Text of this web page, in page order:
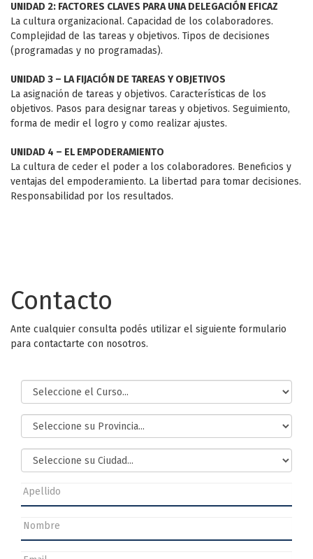
UNIDAD 2: FACTORES CLAVES PARA UNA DELEGACIÓN EFICAZ
La cultura organizacional. Capacidad de los colaboradores.
Complejidad de las tareas y objetivos. Tipos de decisiones
(programadas y no programadas).
UNIDAD 3 – LA FIJACIÓN DE TAREAS Y OBJETIVOS
La asignación de tareas y objetivos. Características de los
objetivos. Pasos para designar tareas y objetivos. Seguimiento,
forma de medir el logro y como realizar ajustes.
UNIDAD 4 – EL EMPODERAMIENTO
La cultura de ceder el poder a los colaboradores. Beneficios y
ventajas del empoderamiento. La libertad para tomar decisiones.
Responsabilidad por los resultados.
Contacto
Ante cualquier consulta podés utilizar el siguiente formulario
para contactarte con nosotros.